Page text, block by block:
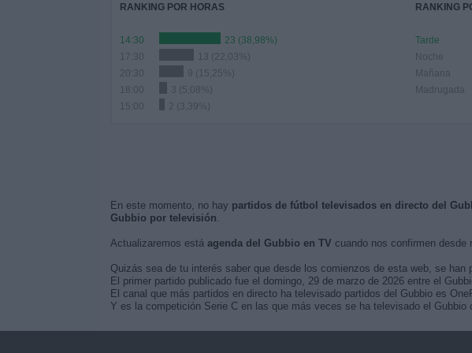
RANKING POR HORAS
14:30
23 (38,98%)
17:30
13 (22,03%)
20:30
9 (15,25%)
18:00
3 (5,08%)
15:00
2 (3,39%)
RANKING
Tarde
Noche
Mañana
Madrugada
En este momento, no hay partidos de fútbol televisados en directo del
Gubbio por televisión.
Actualizaremos está agenda del Gubbio en TV cuando nos confirmen
Quizás sea de tu interés saber que desde los comienzos de esta web, se han
El primer partido publicado fue el domingo, 29 de marzo de 2026 entre el
El canal que más partidos en directo ha televisado partidos del Gubbio es
Y es la competición Serie C en las que más veces se ha televisado el Gubbio